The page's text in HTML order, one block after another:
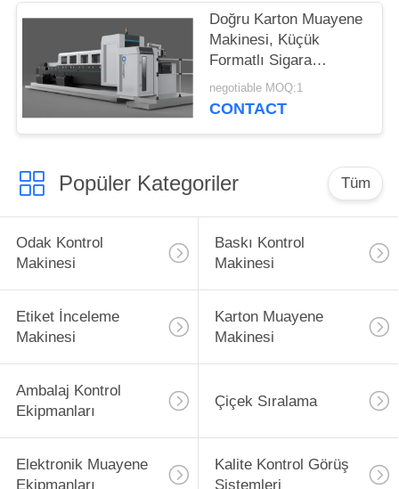
Doğru Karton Muayene
Makinesi, Küçük
Formatlı Sigara
Paketleri Baskı
Muayene Sistemi
negotiable MOQ:1
CONTACT
Popüler Kategoriler Tüm
Odak Kontrol
Makinesi
Baskı Kontrol
Makinesi
Etiket İnceleme
Makinesi
Karton Muayene
Makinesi
Ambalaj Kontrol
Ekipmanları
Çiçek Sıralama
Elektronik Muayene
Ekipmanları
Kalite Kontrol Görüş
Sistemleri